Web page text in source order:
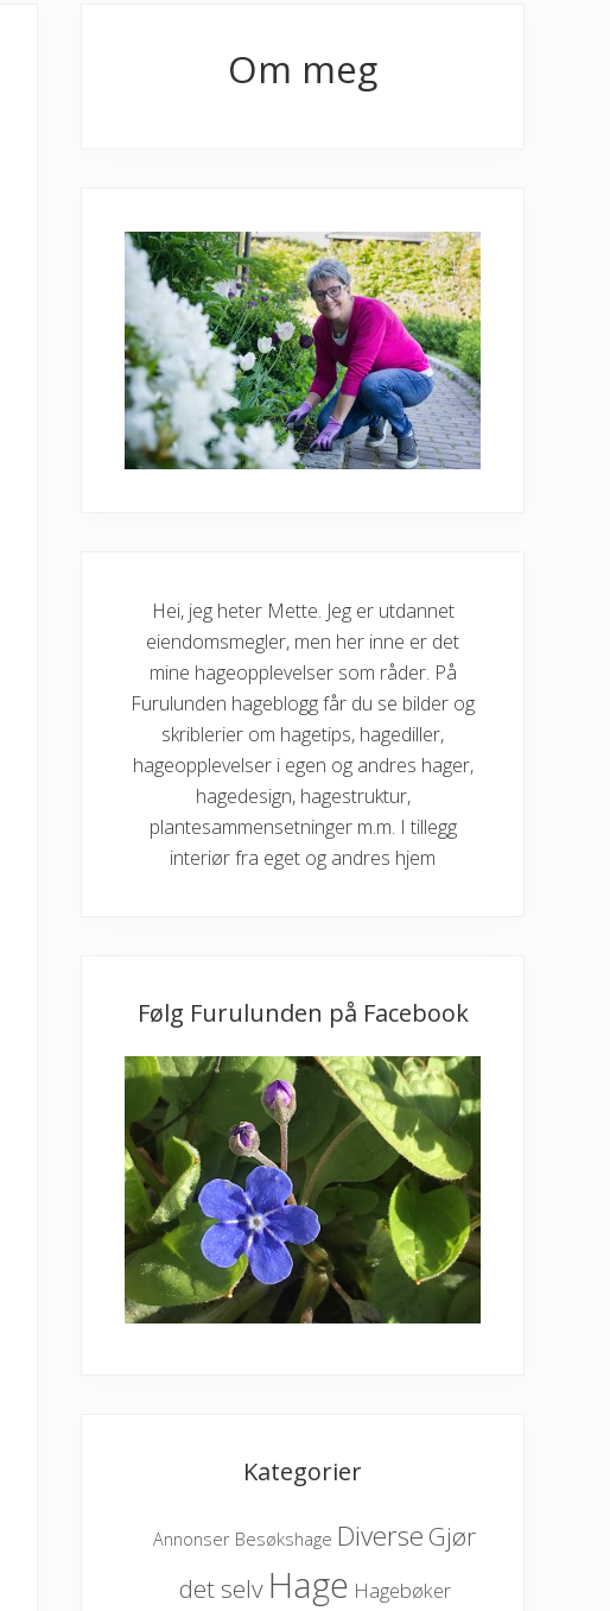
Om meg
Hei, jeg heter Mette. Jeg er utdannet
eiendomsmegler, men her inne er det
mine hageopplevelser som råder. På
Furulunden hageblogg får du se bilder og
skriblerier om hagetips, hagediller,
hageopplevelser i egen og andres hager,
hagedesign, hagestruktur,
plantesammensetninger m.m. I tillegg
interiør fra eget og andres hjem
Følg Furulunden på Facebook
Kategorier
Annonser Besøkshage Diverse Gjør
det selv Hage Hagebøker